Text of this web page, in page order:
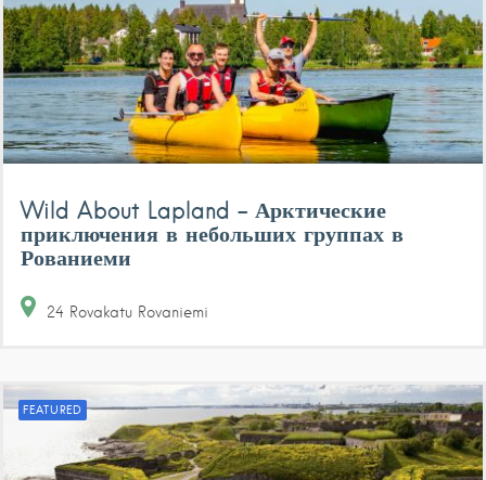
Wild About Lapland – Арктические
приключения в небольших группах в
Рованиеми
24 Rovakatu Rovaniemi
FEATURED